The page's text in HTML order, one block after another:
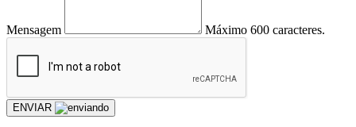
Mensagem Máximo 600 caracteres.
ENVIAR